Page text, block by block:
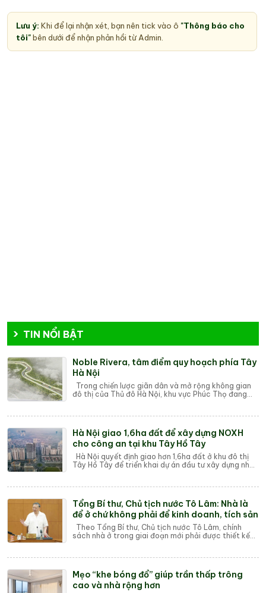
Lưu ý: Khi để lại nhận xét, bạn nên tick vào ô "Thông báo cho
tôi"bên dưới để nhận phản hồi từ Admin.
TIN NỔI BẬT
Noble Rivera, tâm điểm quy hoạch phía Tây
Hà Nội
Trong chiến lược giãn dân và mở rộng không gian
đô thị của Thủ đô Hà Nội, khu vực Phúc Thọ đang
Hà Nội giao 1,6ha đất để xây dựng NOXH
cho công an tại khu Tây Hồ Tây
Hà Nội quyết định giao hơn 1,6ha đất ở khu đô thị
Tây Hồ Tây để triển khai dự án đầu tư xây dựng nhà
Tổng Bí thư, Chủ tịch nước Tô Lâm: Nhà là
để ở chứ không phải để kinh doanh, tích sản
Theo Tổng Bí thư, Chủ tịch nước Tô Lâm, chính
sách nhà ở trong giai đoạn mới phải được thiết kế
Mẹo “khe bóng đổ” giúp trần thấp trông
cao và nhà rộng hơn